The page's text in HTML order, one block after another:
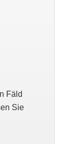
Fäld
Sie